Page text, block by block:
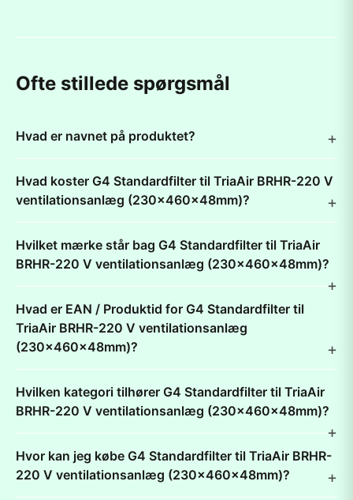
Ofte stillede spørgsmål
Hvad er navnet på produktet?
Hvad koster G4 Standardfilter til TriaAir BRHR-220 V
ventilationsanlæg (230x460x48mm)?
Hvilket mærke står bag G4 Standardfilter til TriaAir
BRHR-220 V ventilationsanlæg (230x460x48mm)?
Hvad er EAN / Produktid for G4 Standardfilter til
TriaAir BRHR-220 V ventilationsanlæg
(230x460x48mm)?
Hvilken kategori tilhører G4 Standardfilter til TriaAir
BRHR-220 V ventilationsanlæg (230x460x48mm)?
Hvor kan jeg købe G4 Standardfilter til TriaAir BRHR-
220 V ventilationsanlæg (230x460x48mm)?